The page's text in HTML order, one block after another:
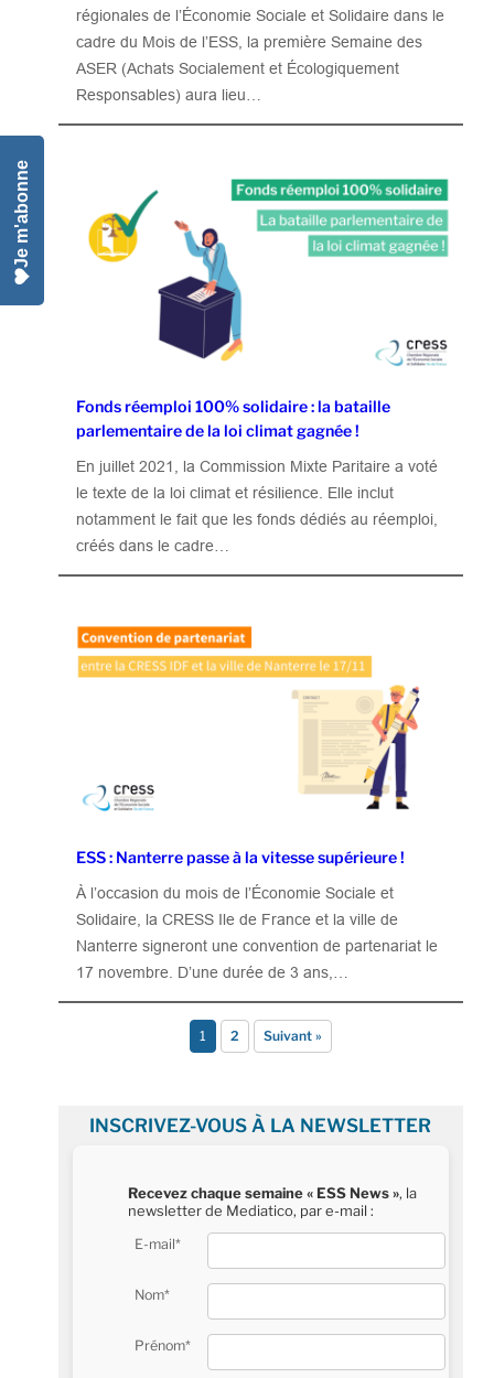
régionales de l’Économie Sociale et Solidaire dans le
cadre du Mois de l’ESS, la première Semaine des
ASER (Achats Socialement et Écologiquement
Responsables) aura lieu…
Fonds réemploi 100% solidaire : la bataille
parlementaire de la loi climat gagnée !
En juillet 2021, la Commission Mixte Paritaire a voté
le texte de la loi climat et résilience. Elle inclut
notamment le fait que les fonds dédiés au réemploi,
créés dans le cadre…
ESS : Nanterre passe à la vitesse supérieure !
À l’occasion du mois de l’Économie Sociale et
Solidaire, la CRESS Ile de France et la ville de
Nanterre signeront une convention de partenariat le
17 novembre. D’une durée de 3 ans,…
1 2 Suivant »
INSCRIVEZ-VOUS À LA NEWSLETTER
Recevez chaque semaine « ESS News », la
newsletter de Mediatico, par e-mail :
E-mail*
Nom*
Prénom*
Je m'abonne